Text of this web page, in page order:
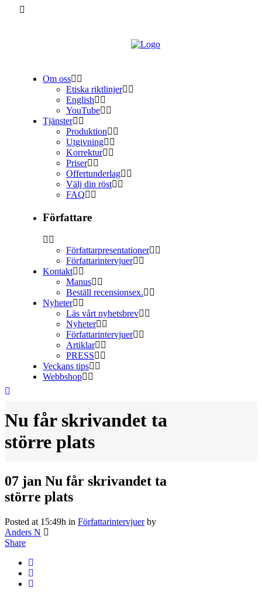
Om oss
Etiska riktlinjer
English
YouTube
Tjänster
Produktion
Utgivning
Korrektur
Priser
Offertunderlag
Välj din röst
FAQ
Författare
Författarpresentationer
Författarintervjuer
Kontakt
Manus
Beställ recensionsex.
Nyheter
Läs vårt nyhetsbrev
Nyheter
Författarintervjuer
Artiklar
PRESS
Veckans tips
Webbshop
Nu får skrivandet ta
större plats
07 jan Nu får skrivandet ta
större plats
Posted at 15:49h in Författarintervjuer by
Anders N
Share